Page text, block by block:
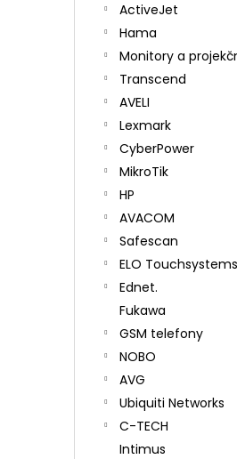
ActiveJet
Hama
Monitory a
Transcend
AVELI
Lexmark
CyberPower
MikroTik
HP
AVACOM
Safescan
ELO Touchsystems
Ednet.
Fukawa
GSM telefony
NOBO
AVG
Ubiquiti Networks
C-TECH
Intimus